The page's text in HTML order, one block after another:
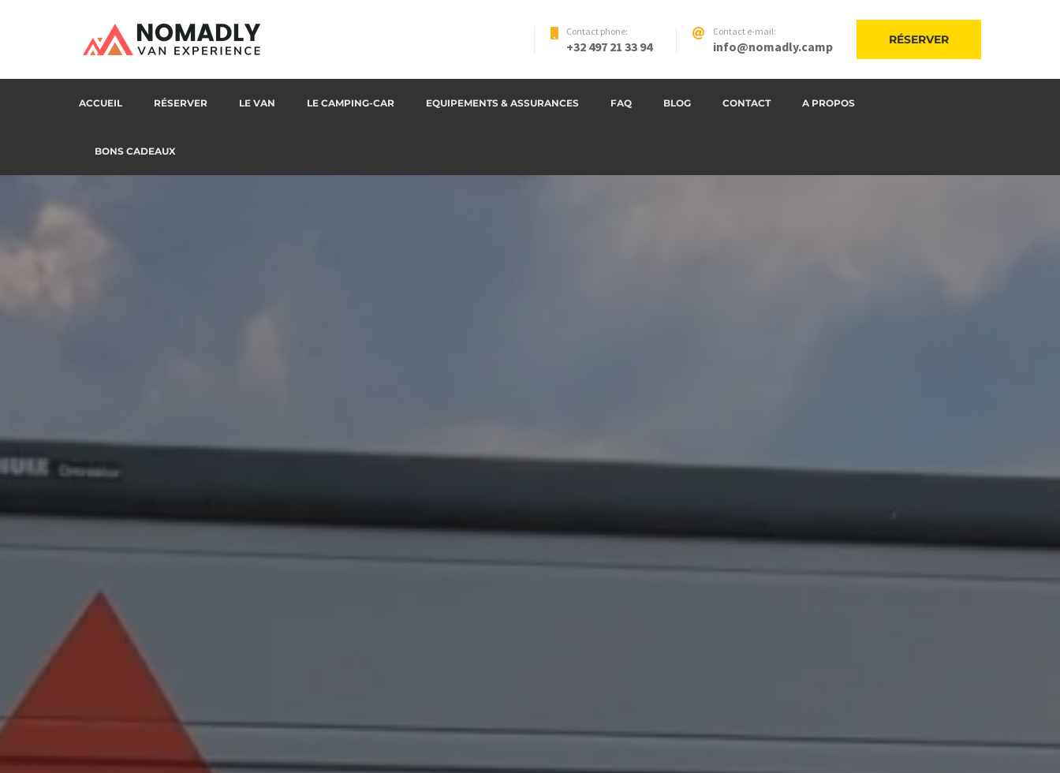
Nomadly
Contact phone:
+32 497 21 33 94
Contact e-mail:
info@nomadly.camp RÉSERVER
ACCUEIL RÉSERVER LE VAN LE CAMPING-CAR EQUIPEMENTS & ASSURANCES FAQ BLOG CONTACT A PROPOS
BONS CADEAUX